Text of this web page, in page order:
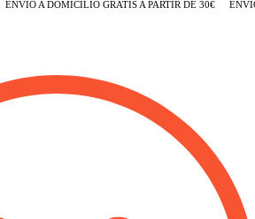
ENVÍO A DOMICILIO GRATIS A PARTIR DE 30€